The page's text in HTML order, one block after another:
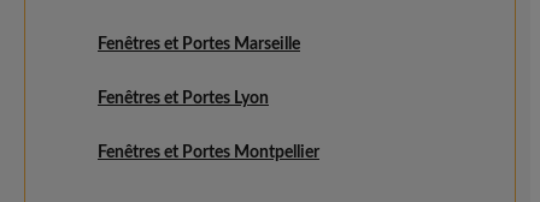
Fenêtres et Portes Marseille
Fenêtres et Portes Lyon
Fenêtres et Portes Montpellier